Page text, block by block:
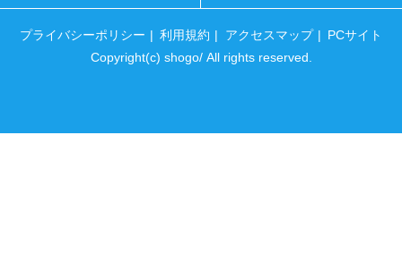
プライバシーポリシー 利用規約 アクセスマップ
PCサイト
Copyright(c) shogo/ All rights reserved.